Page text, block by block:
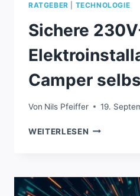
RATGEBER TECHNOLOGIE
Sichere
Camper
Von Nils Pfeiffer 19.
WEITERLESEN SICHERE
CAMPER
SELBST